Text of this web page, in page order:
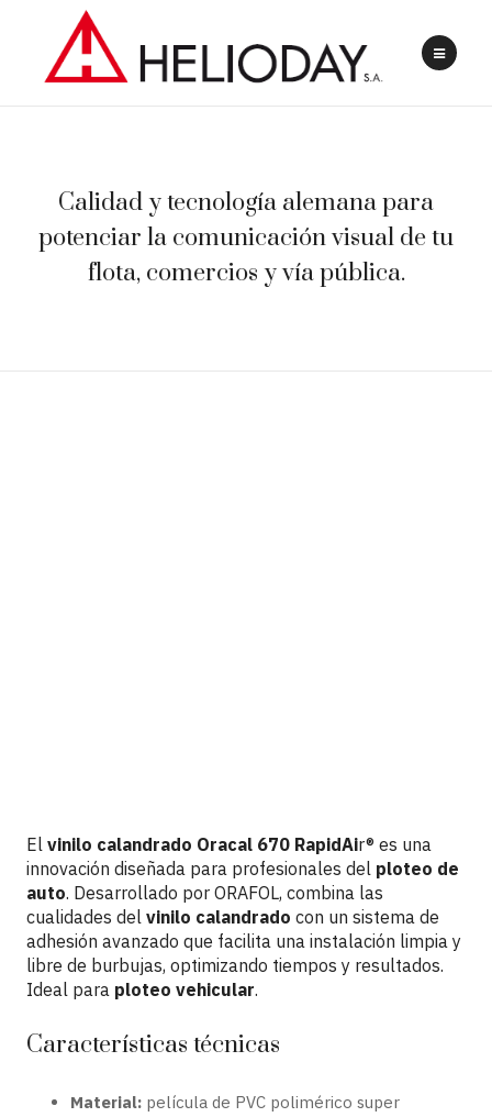
Calidad y tecnología alemana para
potenciar la comunicación visual de tu
flota, comercios y vía pública.
El vinilo calandrado Oracal 670 RapidAir® es una
innovación diseñada para profesionales del ploteo de
auto. Desarrollado por ORAFOL, combina las
cualidades del vinilo calandrado con un sistema de
adhesión avanzado que facilita una instalación limpia y
libre de burbujas, optimizando tiempos y resultados.
Ideal para ploteo vehicular.
Características técnicas
Material: película de PVC polimérico super